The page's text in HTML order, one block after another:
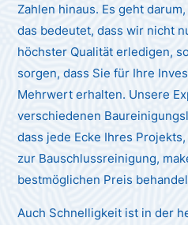
Zahlen hinaus. Es geht
das bedeutet, dass wir nicht
höchster Qualität erledigen,
sorgen, dass Sie für Ihre
Mehrwert erhalten. Unsere
verschiedenen
dass jede Ecke Ihres
zur Bauschlussreinigung,
bestmöglichen Preis
Auch Schnelligkeit ist in der